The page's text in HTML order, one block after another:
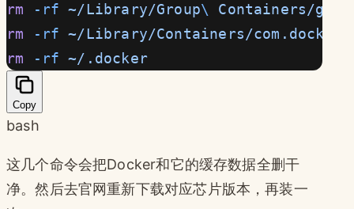
rm -rf ~/Library/Group\ Containers/
rm -rf ~/Library/Containers/
rm -rf ~/.docker
Copy
bash
这几个命令会把Docker和它的缓存数据全删干
净。然后去官网重新下载对应芯片版本，再装一